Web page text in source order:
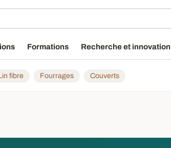
Formations Recherche et innovation
fibre Fourrages Couverts